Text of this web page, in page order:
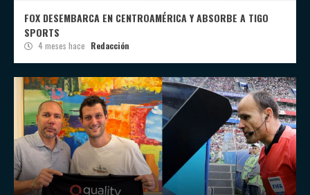
FOX DESEMBARCA EN CENTROAMÉRICA Y ABSORBE A TIGO
SPORTS
4 meses hace Redacción